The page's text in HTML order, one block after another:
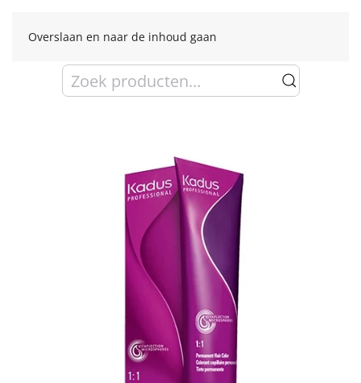
Overslaan en naar de inhoud gaan
Zoeken
naar: